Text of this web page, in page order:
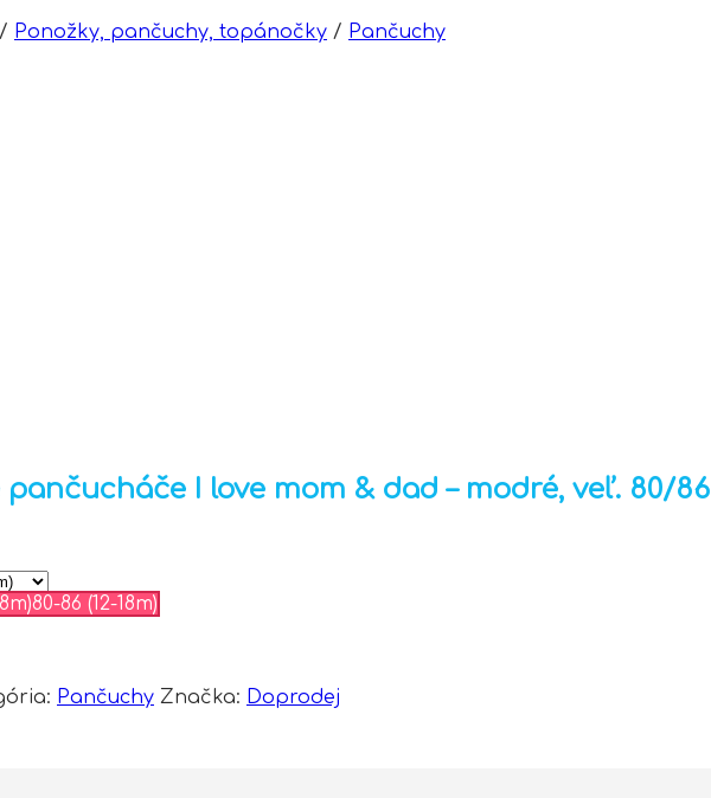
/ Ponožky, pančuchy, topánočky / Pančuchy
I love mom & dad – modré, veľ. 80/86
80-86 (12-18m)
Pančuchy Značka: Doprodej